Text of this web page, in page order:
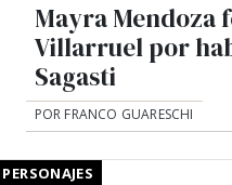
Mayra Mendoza
Villarruel por
Sagasti
POR FRANCO GUARESCHI
PERSONAJES